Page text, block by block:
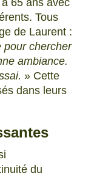
65 ans avec
Tous
de Laurent :
pour chercher
ambiance.
» Cette
dans leurs
du